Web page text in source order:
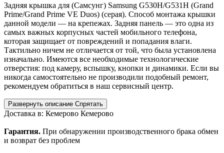
Задняя крышка для (Самсунг) Samsung G530H/G531H (Grand
Prime/Grand Prime VE Duos) (серая). Способ монтажа крышки
данной модели — на крепежах. Задняя панель — это одна из
самых важных корпусных частей мобильного телефона,
которая защищает от повреждений и попадания влаги.
Тактильно ничем не отличается от той, что была установлена
изначально. Имеются все необходимые технологические
отверстия: под камеру, вспышку, кнопки и динамики. Если вы
никогда самостоятельно не производили подобный ремонт,
рекомендуем обратиться в наш сервисный центр.
Развернуть описание Спрятать
Доставка в: Кемерово Кемерово
Гарантия. При обнаружении производственного брака обмен
и возврат без проблем